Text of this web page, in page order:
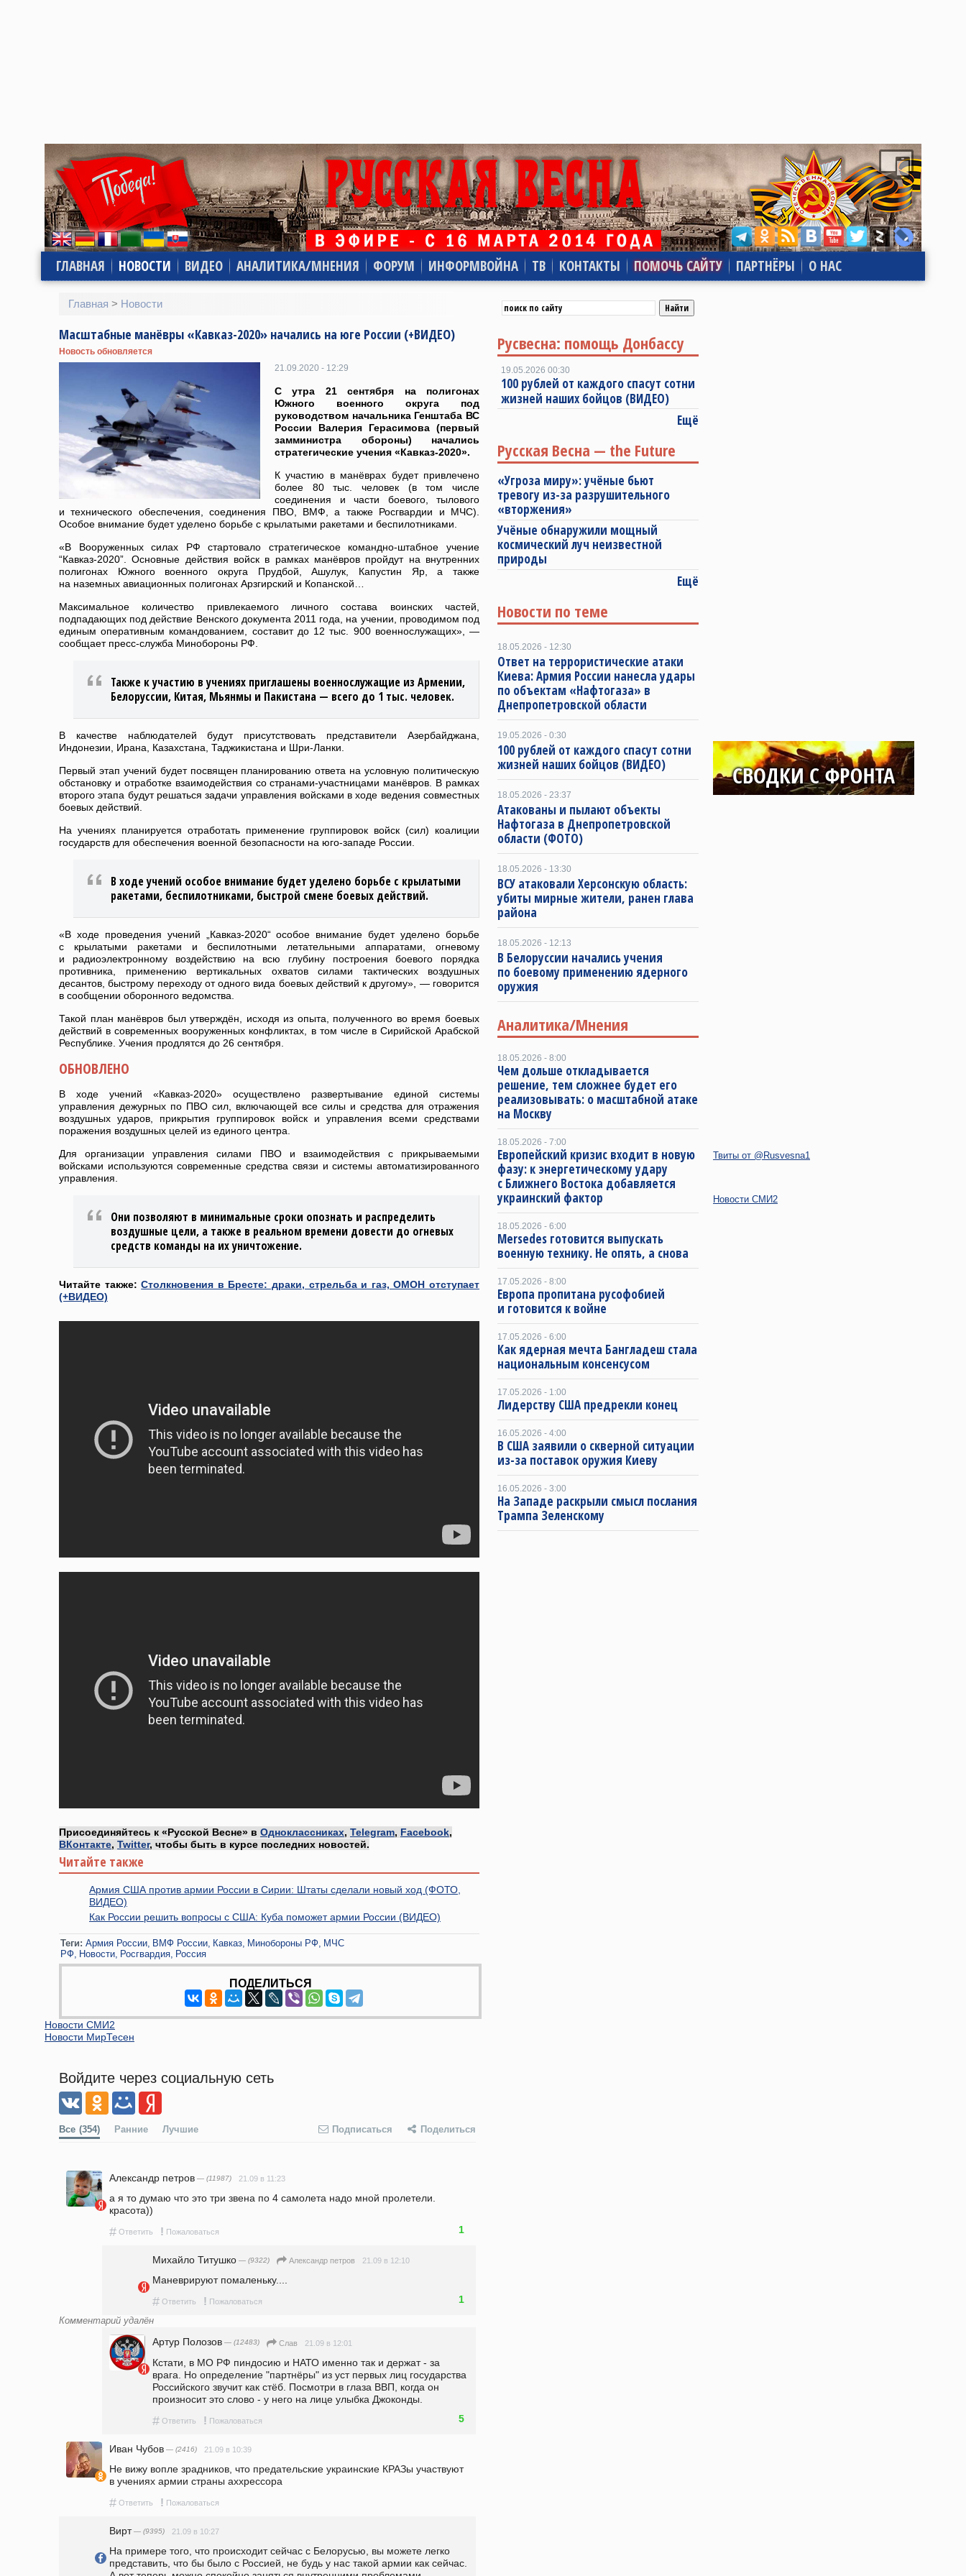
ГЛАВНАЯ НОВОСТИ ВИДЕО АНАЛИТИКА/МНЕНИЯ ФОРУМ ИНФОРМВОЙНА ТВ КОНТАКТЫ ПОМОЧЬ САЙТУ ПАРТНЁРЫ О НАС
Главная > Новости
Масштабные манёвры «Кавказ-2020» начались на юге России (+ВИДЕО)
Новость обновляется
21.09.2020 - 12:29
С утра 21 сентября на полигонах
Южного военного округа под
руководством начальника Генштаба ВС
России Валерия Герасимова (первый
замминистра обороны) начались
стратегические учения «Кавказ-2020».
К участию в манёврах будет привлечено
более 80 тыс. человек (в том числе
соединения и части боевого, тылового
и технического обеспечения, соединения ПВО, ВМФ, а также Росгвардии и МЧС).
Особое внимание будет уделено борьбе с крылатыми ракетами и беспилотниками.
«В Вооруженных силах РФ стартовало стратегическое командно-штабное учение
“Кавказ-2020”. Основные действия войск в рамках манёвров пройдут на внутренних
полигонах Южного военного округа Прудбой, Ашулук, Капустин Яр, а также
на наземных авиационных полигонах Арзгирский и Копанской…
Максимальное количество привлекаемого личного состава воинских частей,
подпадающих под действие Венского документа 2011 года, на учении, проводимом под
единым оперативным командованием, составит до 12 тыс. 900 военнослужащих», —
сообщает пресс-служба Минобороны РФ.
Также к участию в учениях приглашены военнослужащие из Армении,
Белоруссии, Китая, Мьянмы и Пакистана — всего до 1 тыс. человек.
В качестве наблюдателей будут присутствовать представители Азербайджана,
Индонезии, Ирана, Казахстана, Таджикистана и Шри-Ланки.
Первый этап учений будет посвящен планированию ответа на условную политическую
обстановку и отработке взаимодействия со странами-участницами манёвров. В рамках
второго этапа будут решаться задачи управления войсками в ходе ведения совместных
боевых действий.
На учениях планируется отработать применение группировок войск (сил) коалиции
государств для обеспечения военной безопасности на юго-западе России.
В ходе учений особое внимание будет уделено борьбе с крылатыми
ракетами, беспилотниками, быстрой смене боевых действий.
«В ходе проведения учений „Кавказ-2020“ особое внимание будет уделено борьбе
с крылатыми ракетами и беспилотными летательными аппаратами, огневому
и радиоэлектронному воздействию на всю глубину построения боевого порядка
противника, применению вертикальных охватов силами тактических воздушных
десантов, быстрому переходу от одного вида боевых действий к другому», — говорится
в сообщении оборонного ведомства.
Такой план манёвров был утверждён, исходя из опыта, полученного во время боевых
действий в современных вооруженных конфликтах, в том числе в Сирийской Арабской
Республике. Учения продлятся до 26 сентября.
ОБНОВЛЕНО
В ходе учений «Кавказ-2020» осуществлено развертывание единой системы
управления дежурных по ПВО сил, включающей все силы и средства для отражения
воздушных ударов, прикрытия группировок войск и управления всеми средствами
поражения воздушных целей из единого центра.
Для организации управления силами ПВО и взаимодействия с прикрываемыми
войсками используются современные средства связи и системы автоматизированного
управления.
Они позволяют в минимальные сроки опознать и распределить
воздушные цели, а также в реальном времени довести до огневых
средств команды на их уничтожение.
Читайте также:Столкновения в Бресте: драки, стрельба и газ, ОМОН отступает
(+ВИДЕО)
Присоединяйтесь к «Русской Весне» в Одноклассниках, Telegram, Facebook,
ВКонтакте, Twitter, чтобы быть в курсе последних новостей.
Читайте также
Армия США против армии России в Сирии: Штаты сделали новый ход (ФОТО,
ВИДЕО)
Как России решить вопросы с США: Куба поможет армии России (ВИДЕО)
Теги: Армия России ВМФ России Кавказ Минобороны РФ МЧС
РФ Новости Росгвардия Россия
ПОДЕЛИТЬСЯ
Новости СМИ2
Новости МирТесен
Войдите через социальную сеть
Все (354) Ранние Лучшие Подписаться Поделиться
Александр петров — (11987) 21.09 в 11:23
а я то думаю что это три звена по 4 самолета надо мной пролетели.
красота))
# Ответить ! Пожаловаться 1
Михайло Титушко — (9322) Александр петров 21.09 в 12:10
Маневрируют помаленьку....
# Ответить ! Пожаловаться 1
Комментарий удалён
Артур Полозов — (12483) Слав 21.09 в 12:01
Кстати, в МО РФ пиндосию и НАТО именно так и держат - за
врага. Но определение "партнёры" из уст первых лиц государства
Российского звучит как стёб. Посмотри в глаза ВВП, когда он
произносит это слово - у него на лице улыбка Джоконды.
# Ответить ! Пожаловаться 5
Иван Чубов — (2416) 21.09 в 10:39
Не вижу вопле зрадников, что предательские украинские КРАЗы участвуют
в учениях армии страны аххрессора
# Ответить ! Пожаловаться
Вирт— (9395) 21.09 в 10:27
На примере того, что происходит сейчас с Белорусью, вы можете легко
представить, что бы было с Россией, не будь у нас такой армии как сейчас.
Русвесна: помощь Донбассу
19.05.2026 00:30
100 рублей от каждого спасут сотни
жизней наших бойцов (ВИДЕО)
Ещё
Русская Весна — the Future
«Угроза миру»: учёные бьют
тревогу из-за разрушительного
«вторжения»
Учёные обнаружили мощный
космический луч неизвестной
природы
Ещё
Новости по теме
18.05.2026 - 12:30
Ответ на террористические атаки
Киева: Армия России нанесла удары
по объектам «Нафтогаза» в
Днепропетровской области
19.05.2026 - 0:30
100 рублей от каждого спасут сотни
жизней наших бойцов (ВИДЕО)
18.05.2026 - 23:37
Атакованы и пылают объекты
Нафтогаза в Днепропетровской
области (ФОТО)
18.05.2026 - 13:30
ВСУ атаковали Херсонскую область:
убиты мирные жители, ранен глава
района
18.05.2026 - 12:13
В Белоруссии начались учения
по боевому применению ядерного
оружия
Аналитика/Мнения
18.05.2026 - 8:00
Чем дольше откладывается
решение, тем сложнее будет его
реализовывать: о масштабной атаке
на Москву
18.05.2026 - 7:00
Европейский кризис входит в новую
фазу: к энергетическому удару
с Ближнего Востока добавляется
украинский фактор
18.05.2026 - 6:00
Mersedes готовится выпускать
военную технику. Не опять, а снова
17.05.2026 - 8:00
Европа пропитана русофобией
и готовится к войне
17.05.2026 - 6:00
Как ядерная мечта Бангладеш стала
национальным консенсусом
17.05.2026 - 1:00
Лидерству США предрекли конец
16.05.2026 - 4:00
В США заявили о скверной ситуации
из-за поставок оружия Киеву
16.05.2026 - 3:00
На Западе раскрыли смысл послания
Трампа Зеленскому
Твиты от @Rusvesna1
Новости СМИ2